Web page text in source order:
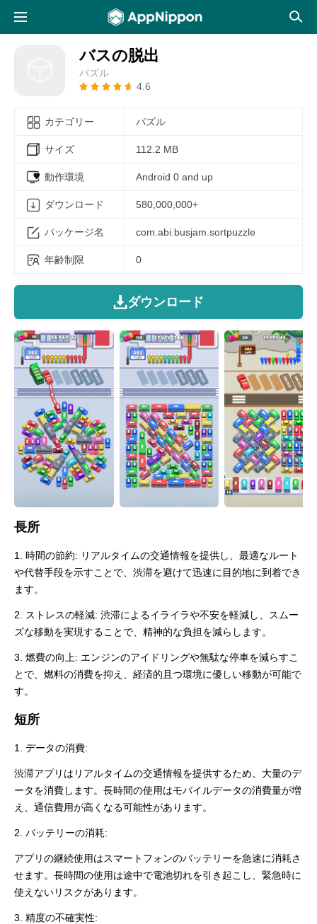
バスの脱出
パズル
4.6
カテゴリー パズル
サイズ 112.2 MB
動作環境 Android 0 and up
ダウンロード 580,000,000+
パッケージ名 com.abi.busjam.sortpuzzle
年齢制限 0
ダウンロード
長所
1. 時間の節約: リアルタイムの交通情報を提供し、最適なルート
や代替手段を示すことで、渋滞を避けて迅速に目的地に到着でき
ます。
2. ストレスの軽減: 渋滞によるイライラや不安を軽減し、スムー
ズな移動を実現することで、精神的な負担を減らします。
3. 燃費の向上: エンジンのアイドリングや無駄な停車を減らすこ
とで、燃料の消費を抑え、経済的且つ環境に優しい移動が可能で
す。
短所
1. データの消費:
渋滞アプリはリアルタイムの交通情報を提供するため、大量のデ
ータを消費します。長時間の使用はモバイルデータの消費量が増
え、通信費用が高くなる可能性があります。
2. バッテリーの消耗:
アプリの継続使用はスマートフォンのバッテリーを急速に消耗さ
せます。長時間の使用は途中で電池切れを引き起こし、緊急時に
使えないリスクがあります。
3. 精度の不確実性: